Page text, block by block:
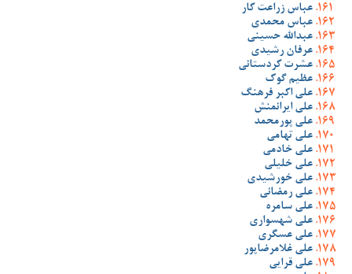
عباس زراعت کار
عباس محمدی
عبدالله حسینی
عرفان رشیدی
عشرت کردستانی
عظیم گوک
علی اکبر فرهنگ
علی ایرانمنش
علی پورمحمد
علی تهامی
علی خادمی
علی خلیلی
علی خورشیدی
علی رمضانی
علی سامره
علی شهسواری
علی عسگری
علی غلامرضاپور
علی قرایی